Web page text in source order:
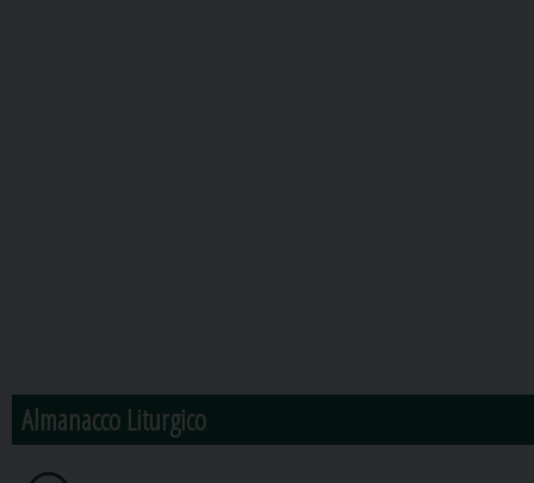
Almanacco Liturgico